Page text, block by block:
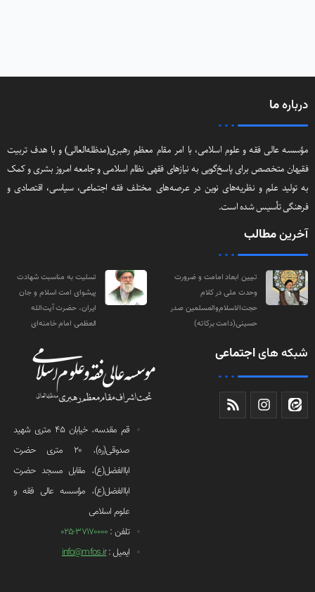
دربارهما
مؤسسه عالی فقه و علوم اسلامی، با امر مقام معظم رهبری(مد‌ظله‌العالی) و با هدف تربیت
فقیهان متخصص برای پاسخ‌گویی به نیازهای فقهی نظام اسلامی و جامعه امروز بشری و کمک
به تولید علم و نظریه‌های نوین در عرصه‌های مختلف فقه اجتماعی‌، سیاسی‌، اقتصادی و
فرهنگی تأسیس شده است.
آخرینمطالب
تبیین ابعاد امامت و ضرورت
وحدت ملی در کلام
حجت‌الاسلام‌والمسلمین صدر
حسینی(دامت‌ برکاته)
تسلیت به مناسبت شهادت
پیشوای امت اسلام و جان
ایران، حضرت آیت‌الله
العظمی امام خامنه‌ای
شبکه هایاجتماعی
قم مقدسه، خیابان 45 متری شهید
صدوقی(ره)، 20 متری حضرت
اباالفضل(ع)، مقابل مسجد حضرت
اباالفضل(ع)، مؤسسه عالی فقه و
علوم اسلامی
تلفن : 37170000-025
ایمیل :info@mfos.ir